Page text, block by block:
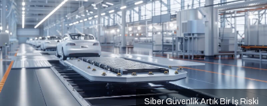
Siber Güvenlik Artık Bir İş Riski